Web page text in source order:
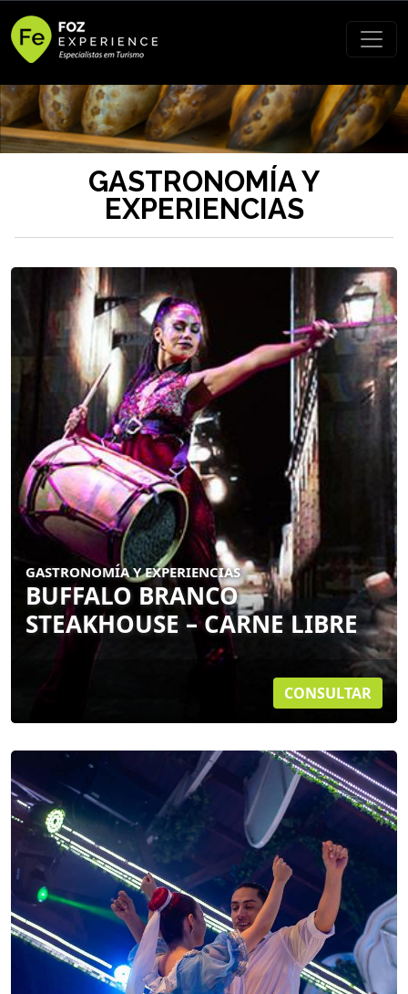
GASTRONOMÍA Y
EXPERIENCIAS
GASTRONOMÍA Y EXPERIENCIAS
BUFFALO BRANCO
STEAKHOUSE – CARNE LIBRE
CONSULTAR